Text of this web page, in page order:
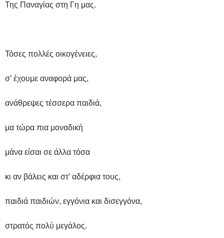
Της Παναγίας στη Γη μας.
Τόσες πολλές οικογένειες,
σ’ έχουμε αναφορά μας,
ανάθρεψες τέσσερα παιδιά,
μα τώρα πια μοναδική
μάνα είσαι σε άλλα τόσα
κι αν βάλεις και στ’ αδέρφια τους,
παιδιά παιδιών, εγγόνια και δισεγγόνα,
στρατός πολύ μεγάλος.